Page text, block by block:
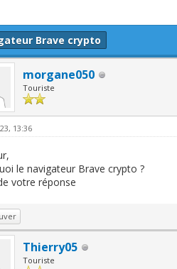
Brave crypto
morgane050
Touriste
13:36
le navigateur Brave crypto ?
votre réponse
Thierry05
Touriste